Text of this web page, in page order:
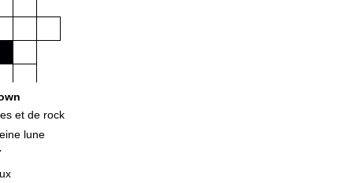
et de rock
lune